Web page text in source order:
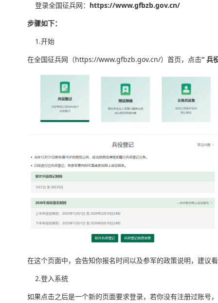
登录全国征兵网： https://www.gfbzb.gov.cn/
步骤如下：
1.开始
在全国征兵网（https://www.gfbzb.gov.cn/）首页，点击“ 兵
在这个页面中，会告知你报名时间以及参军的政策说明，建议
2.登入系统
如果点击之后是一个新的页面要求登录，若你没有注册过账号